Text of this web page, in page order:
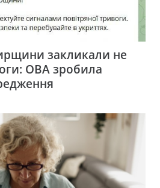
закликали не
ОВА зробила